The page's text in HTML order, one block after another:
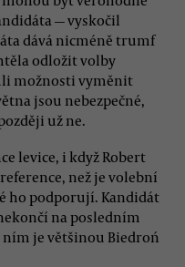
— vyskočil
dává nicméně trumf
odložit volby
možnosti vyměnit
jsou nebezpečné,
už ne.
levice, i když Robert
než je volební
ho podporují. Kandidát
na posledním
je většinou Biedroń